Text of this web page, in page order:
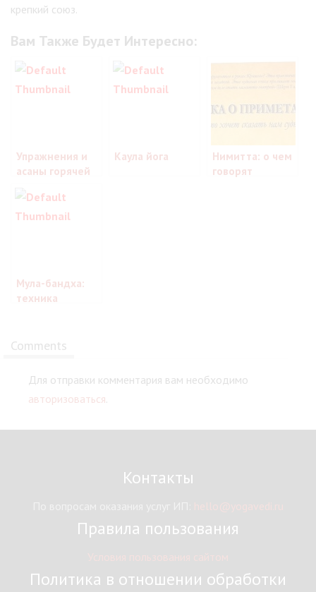
крепкий союз.
Вам Также Будет Интересно:
Упражнения и
асаны горячей
в Индии!
Каула йога
Нимитта: о чем
говорят
Мула-бандха:
техника
Comments
Для отправки комментария вам необходимо
авторизоваться.
Контакты
Правила пользования
Политика в отношении обработки